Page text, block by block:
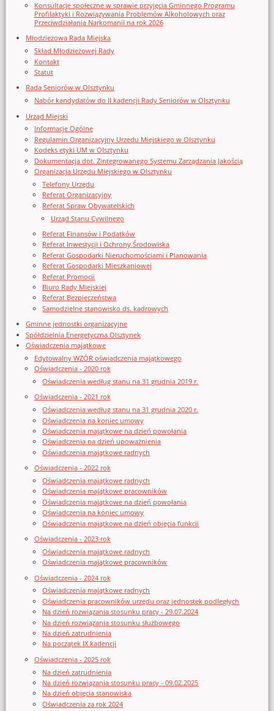
Konsultacje społeczne w sprawie przyjęcia Gminnego Programu
Profilaktyki i Rozwiązywania Problemów Alkoholowych oraz
Przeciwdziałania Narkomanii na rok 2026
Młodzieżowa Rada Miejska
Skład Młodzieżowej Rady
Kontakt
Statut
Rada Seniorów w Olsztynku
Nabór kandydatów do II kadencji Rady Seniorów w Olsztynku
Urząd Miejski
Informacje Ogólne
Regulamin Organizacyjny Urzedu Miejskiego w Olsztynku
Kodeks etyki UM w Olsztynku
Dokumentacja dot. Zintegrowanego Systemu Zarządzania Jakością
Organizacja Urzędu Miejskiego w Olsztynku
Telefony Urzędu
Referat Organizacyjny
Referat Spraw Obywatelskich
Urząd Stanu Cywilnego
Referat Finansów i Podatków
Referat Inwestycji i Ochrony Środowiska
Referat Gospodarki Nieruchomościami i Planowania
Referat Gospodarki Mieszkaniowej
Referat Promocji
Biuro Rady Miejskiej
Referat Bezpieczeństwa
Samodzielne stanowisko ds. kadrowych
Gminne jednostki organizacyjne
Spółdzielnia Energetyczna Olsztynek
Oświadczenia majątkowe
Edytowalny WZÓR oświadczenia majątkowego
Oświadczenia - 2020 rok
Oświadczenia według stanu na 31 grudnia 2019 r.
Oświadczenia - 2021 rok
Oświadczenia według stanu na 31 grudnia 2020 r.
Oświadczenia na koniec umowy
Oświadczenia majątkowe na dzień powołania
Oświadczenia na dzień upoważnienia
Oświadczenia majątkowe radnych
Oświadczenia - 2022 rok
Oświadczenia majątkowe radnych
Oświadczenia majątkowe pracowników
Oświadczenia majątkowe na dzień powołania
Oświadczenia na koniec umowy
Oświadczenia majątkowe na dzień objęcia funkcji
Oświadczenia - 2023 rok
Oświadczenia majątkowe radnych
Oświadczenia majątkowe pracowników
Oświadczenia - 2024 rok
Oświadczenia majątkowe radnych
Oświadczenia pracowników urzędu oraz jednostek podległych
Na dzień rozwiązania stosunku pracy - 29.07.2024
Na dzień rozwiązania stosunku służbowego
Na dzień zatrudnienia
Na początek IX kadencji
Oświadczenia - 2025 rok
Na dzień zatrudnienia
Na dzień rozwiązania stosunku pracy - 09.02.2025
Na dzień objęcia stanowiska
Oświadczenia za rok 2024